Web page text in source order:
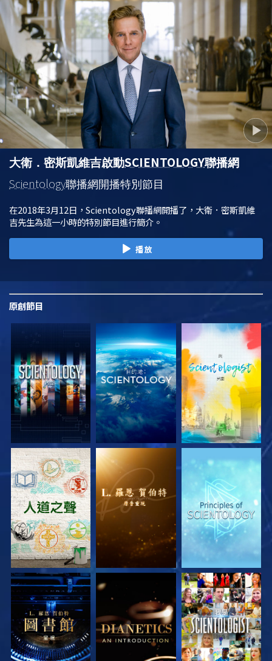
大衛．密斯凱維吉啟動SCIENTOLOGY聯播網
Scientology聯播網開播特別節目
在2018年3月12日，Scientology聯播網開播了，大衛．密斯凱維
吉先生為這一小時的特別節目進行簡介。
播放
原創節目
探索系列節目 探索系列節目 探索系列節目
探索系列節目 探索系列節目 觀看